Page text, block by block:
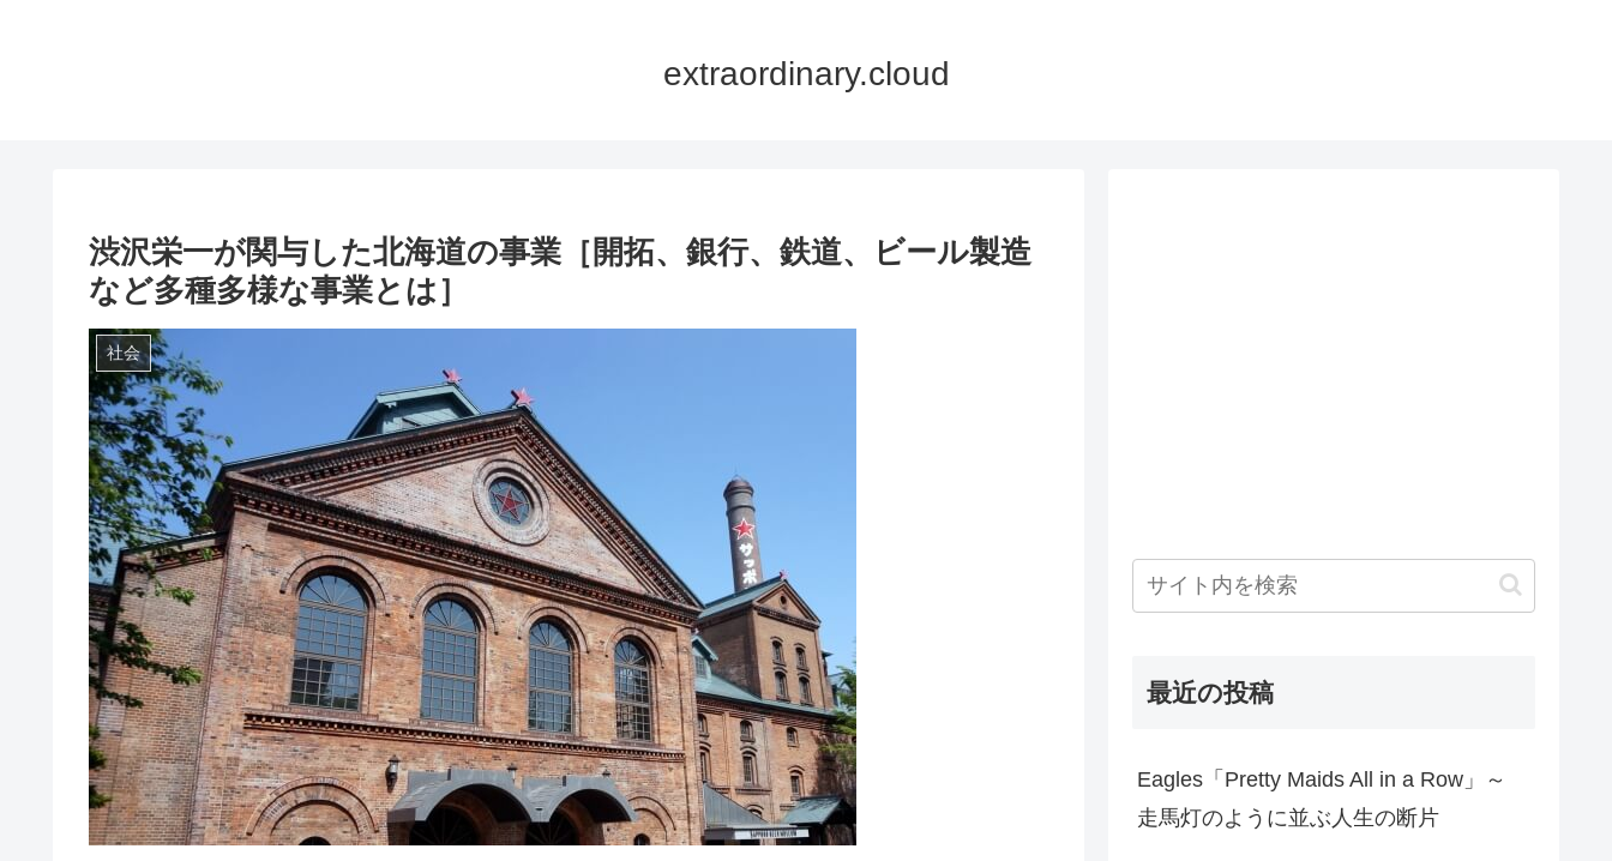
extraordinary.cloud
渋沢栄一が関与した北海道の事業［開拓、銀行、鉄道、ビール製造
など多種多様な事業とは］
社会
最近の投稿
Eagles「Pretty Maids All in a Row」～
走馬灯のように並ぶ人生の断片